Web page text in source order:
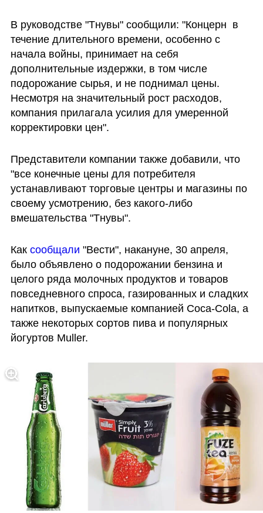
В руководстве "Тнувы" сообщили: "Концерн  в
течение длительного времени, особенно с
начала войны, принимает на себя
дополнительные издержки, в том числе
подорожание сырья, и не поднимал цены.
Несмотря на значительный рост расходов,
компания прилагала усилия для умеренной
корректировки цен".
Представители компании также добавили, что
"все конечные цены для потребителя
устанавливают торговые центры и магазины по
своему усмотрению, без какого-либо
вмешательства "Тнувы".
Как сообщали "Вести", накануне, 30 апреля,
было объявлено о подорожании бензина и
целого ряда молочных продуктов и товаров
повседневного спроса, газированных и сладких
напитков, выпускаемые компанией Coca-Cola, а
также некоторых сортов пива и популярных
йогуртов Muller.